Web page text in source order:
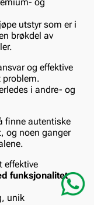
utstyr som er i
brøkdel av
og effektive
problem.
i andre- og
finne autentiske
og noen ganger
effektive
funksjonalitet
unik